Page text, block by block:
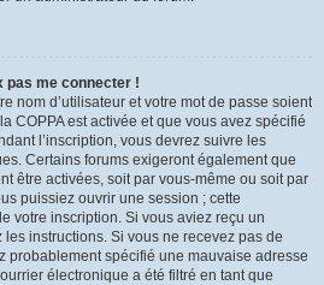
pas me connecter !
nom d’utilisateur et votre mot de passe soient
COPPA est activée et que vous avez spécifié
l’inscription, vous devrez suivre les
Certains forums exigeront également que
être activées, soit par vous-même ou soit par
puissiez ouvrir une session ; cette
votre inscription. Si vous aviez reçu un
instructions. Si vous ne recevez pas de
probablement spécifié une mauvaise adresse
électronique a été filtré en tant que